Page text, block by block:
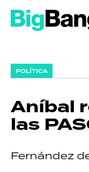
POLÍTICA
Aníbal
las
Fernández